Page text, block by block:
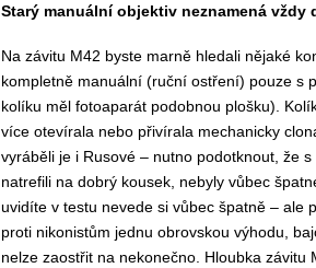
Starý manuální objektiv neznamená vždy
Na závitu M42 byste marně hledali nějaké
kompletně manuální (ruční ostření) pouze s
kolíku měl fotoaparát podobnou plošku).
více otevírala nebo přivírala mechanicky
vyráběli je i Rusové – nutno podotknout, že
natrefili na dobrý kousek, nebyly vůbec
uvidíte v testu nevede si vůbec špatně – ale
proti nikonistům jednu obrovskou výhodu,
nelze zaostřit na nekonečno. Hloubka